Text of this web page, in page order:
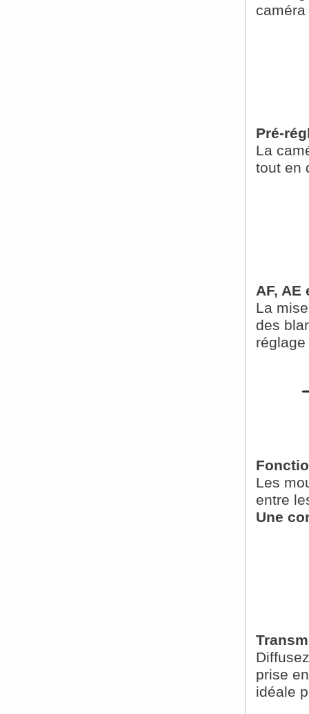
Pré-
La
tout en
AF, AE
La
des
réglage
Les
entre
Une
prise
idéale